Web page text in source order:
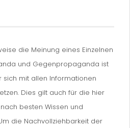
die Meinung eines Einzelnen
und Gegenpropaganda ist
mit allen Informationen
Dies gilt auch für die hier
besten Wissen und
die Nachvollziehbarkeit der